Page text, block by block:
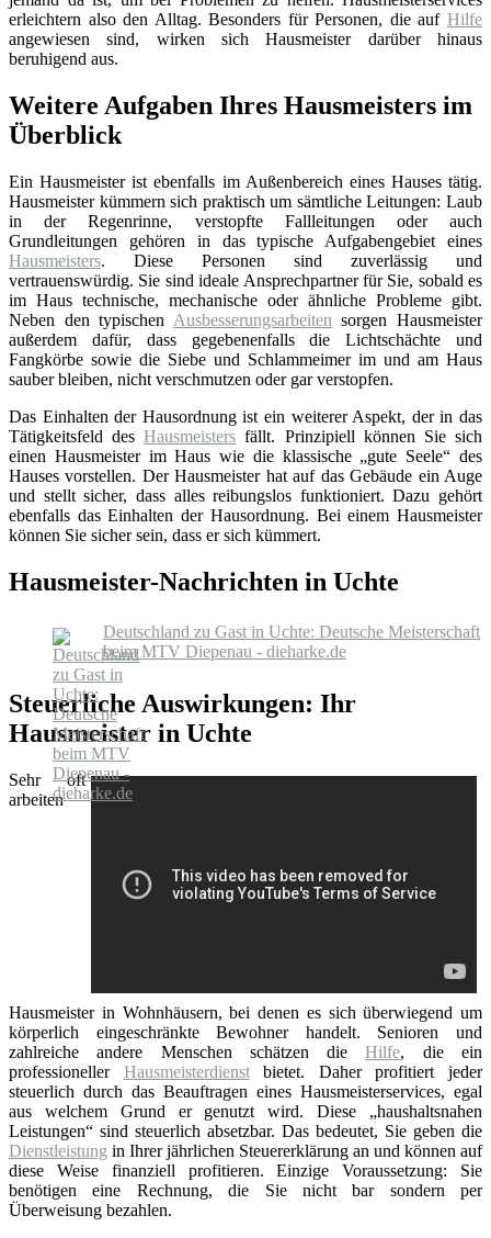
erleichtern also den Alltag. Besonders für Personen, die auf Hilfe
angewiesen sind, wirken sich Hausmeister darüber hinaus
beruhigend aus.
Weitere Aufgaben Ihres Hausmeisters im
Überblick
Ein Hausmeister ist ebenfalls im Außenbereich eines Hauses tätig.
Hausmeister kümmern sich praktisch um sämtliche Leitungen: Laub
in der Regenrinne, verstopfte Fallleitungen oder auch
Grundleitungen gehören in das typische Aufgabengebiet eines
Hausmeisters. Diese Personen sind zuverlässig und
vertrauenswürdig. Sie sind ideale Ansprechpartner für Sie, sobald es
im Haus technische, mechanische oder ähnliche Probleme gibt.
Neben den typischen Ausbesserungsarbeiten sorgen Hausmeister
außerdem dafür, dass gegebenenfalls die Lichtschächte und
Fangkörbe sowie die Siebe und Schlammeimer im und am Haus
sauber bleiben, nicht verschmutzen oder gar verstopfen.
Das Einhalten der Hausordnung ist ein weiterer Aspekt, der in das
Tätigkeitsfeld desHausmeisters fällt. Prinzipiell können Sie sich
einen Hausmeister im Haus wie die klassische „gute Seele“ des
Hauses vorstellen. Der Hausmeister hat auf das Gebäude ein Auge
und stellt sicher, dass alles reibungslos funktioniert. Dazu gehört
ebenfalls das Einhalten der Hausordnung. Bei einem Hausmeister
können Sie sicher sein, dass er sich kümmert.
Hausmeister-Nachrichten in Uchte
Deutschland zu Gast in Uchte: Deutsche Meisterschaft
beim MTV Diepenau - dieharke.de
Steuerliche Auswirkungen: Ihr
Hausmeister in Uchte
Sehr oft
arbeiten
Hausmeister in Wohnhäusern, bei denen es sich überwiegend um
körperlich eingeschränkte Bewohner handelt. Senioren und
zahlreiche andere Menschen schätzen dieHilfe, die ein
professioneller Hausmeisterdienstbietet. Daher profitiert jeder
steuerlich durch das Beauftragen eines Hausmeisterservices, egal
aus welchem Grund er genutzt wird. Diese „haushaltsnahen
Leistungen“ sind steuerlich absetzbar. Das bedeutet, Sie geben die
Dienstleistung in Ihrer jährlichen Steuererklärung an und können auf
diese Weise finanziell profitieren. Einzige Voraussetzung: Sie
benötigen eine Rechnung, die Sie nicht bar sondern per
Überweisung bezahlen.